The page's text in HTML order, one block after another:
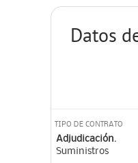
Datos
TIPO DE CONTRATO
Adjudicación.
Suministros